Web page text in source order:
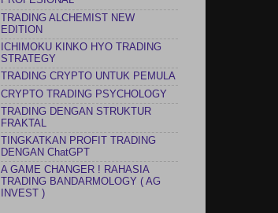
TRADING ALCHEMIST NEW
EDITION
ICHIMOKU KINKO HYO TRADING
STRATEGY
TRADING CRYPTO UNTUK PEMULA
CRYPTO TRADING PSYCHOLOGY
TRADING DENGAN STRUKTUR
FRAKTAL
TINGKATKAN PROFIT TRADING
DENGAN ChatGPT
A GAME CHANGER ! RAHASIA
TRADING BANDARMOLOGY ( AG
INVEST )